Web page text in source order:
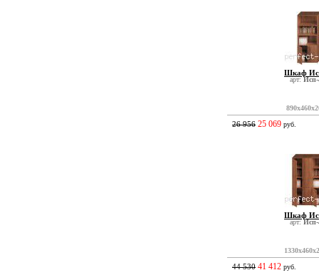
арт:Исп-
Шкаф
арт:Исп-
26 956 25 069 руб.
Шкаф
44 530 41 412 руб.